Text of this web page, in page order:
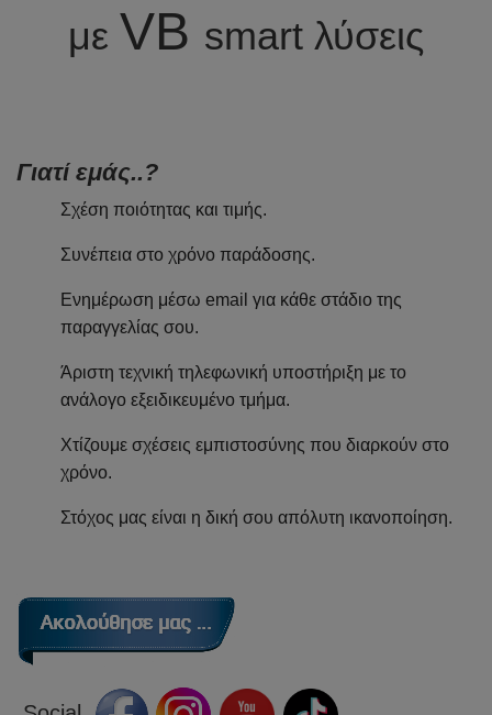
με VB smart λύσεις
Γιατί εμάς..?
Σχέση ποιότητας και τιμής.
Συνέπεια στο χρόνο παράδοσης.
Ενημέρωση μέσω email για κάθε στάδιο της
παραγγελίας σου.
Άριστη τεχνική τηλεφωνική υποστήριξη με το
ανάλογο εξειδικευμένο τμήμα.
Χτίζουμε σχέσεις εμπιστοσύνης που διαρκούν στο
χρόνο.
Στόχος μας είναι η δική σου απόλυτη ικανοποίηση.